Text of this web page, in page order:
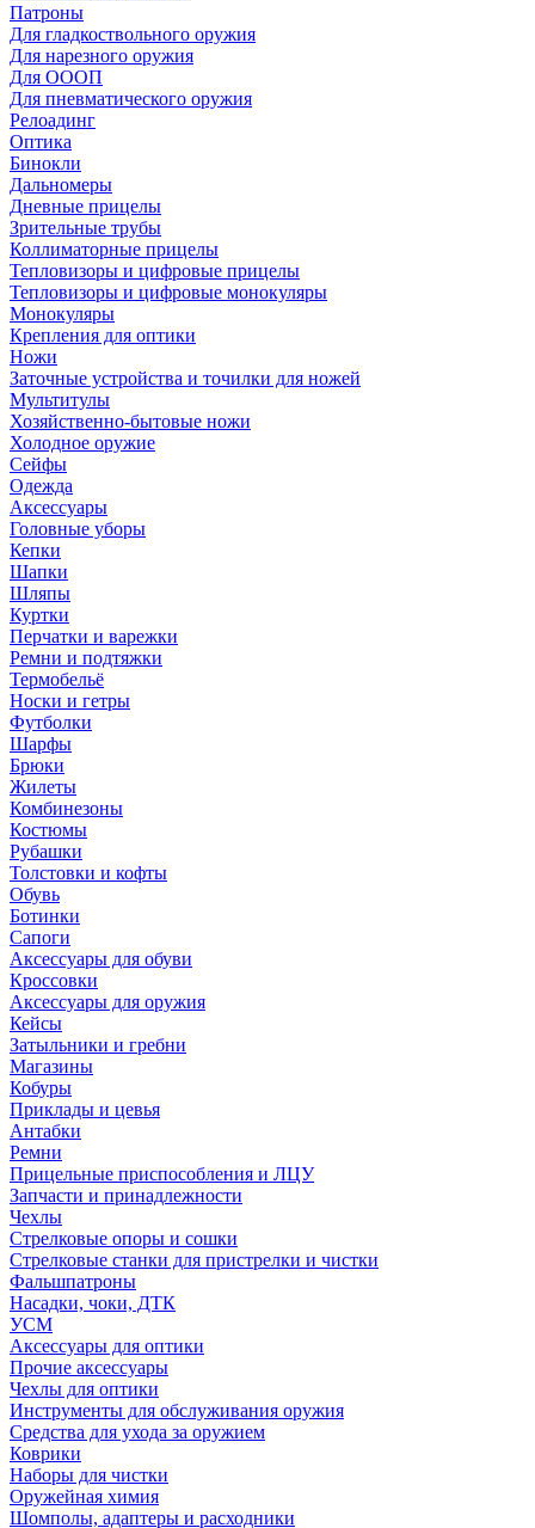
Патроны
Для гладкоствольного оружия
Для нарезного оружия
Для ОООП
Для пневматического оружия
Релоадинг
Оптика
Бинокли
Дальномеры
Дневные прицелы
Зрительные трубы
Коллиматорные прицелы
Тепловизоры и цифровые прицелы
Тепловизоры и цифровые монокуляры
Монокуляры
Крепления для оптики
Ножи
Заточные устройства и точилки для ножей
Мультитулы
Хозяйственно-бытовые ножи
Холодное оружие
Сейфы
Одежда
Аксессуары
Головные уборы
Кепки
Шапки
Шляпы
Куртки
Перчатки и варежки
Ремни и подтяжки
Термобельё
Носки и гетры
Футболки
Шарфы
Брюки
Жилеты
Комбинезоны
Костюмы
Рубашки
Толстовки и кофты
Обувь
Ботинки
Сапоги
Аксессуары для обуви
Кроссовки
Аксессуары для оружия
Кейсы
Затыльники и гребни
Магазины
Кобуры
Приклады и цевья
Антабки
Ремни
Прицельные приспособления и ЛЦУ
Запчасти и принадлежности
Чехлы
Стрелковые опоры и сошки
Стрелковые станки для пристрелки и чистки
Фальшпатроны
Насадки, чоки, ДТК
УСМ
Аксессуары для оптики
Прочие аксессуары
Чехлы для оптики
Инструменты для обслуживания оружия
Средства для ухода за оружием
Коврики
Наборы для чистки
Оружейная химия
Шомполы, адаптеры и расходники